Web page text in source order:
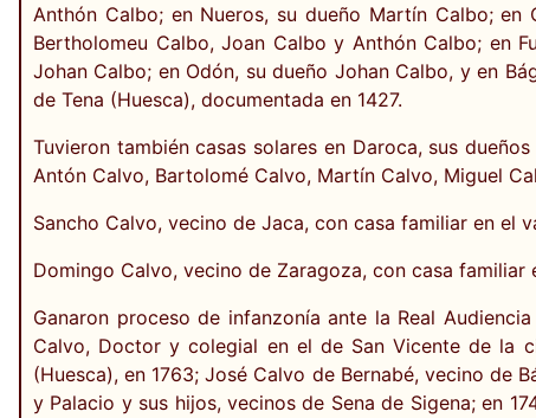
Anthón Calbo; en Nueros, su dueño Martín Calbo;
Bertholomeu Calbo, Joan Calbo y Anthón Calbo; en
Johan Calbo; en Odón, su dueño Johan Calbo, y en
de Tena (Huesca), documentada en 1427.
Tuvieron también casas solares en Daroca, sus
Antón Calvo, Bartolomé Calvo, Martín Calvo, Miguel
Sancho Calvo, vecino de Jaca, con casa familiar en el
Domingo Calvo, vecino de Zaragoza, con casa
Ganaron proceso de infanzonía ante la Real
Calvo, Doctor y colegial en el de San Vicente de la
(Huesca), en 1763; José Calvo de Bernabé, vecino de
y Palacio y sus hijos, vecinos de Sena de Sigena; en